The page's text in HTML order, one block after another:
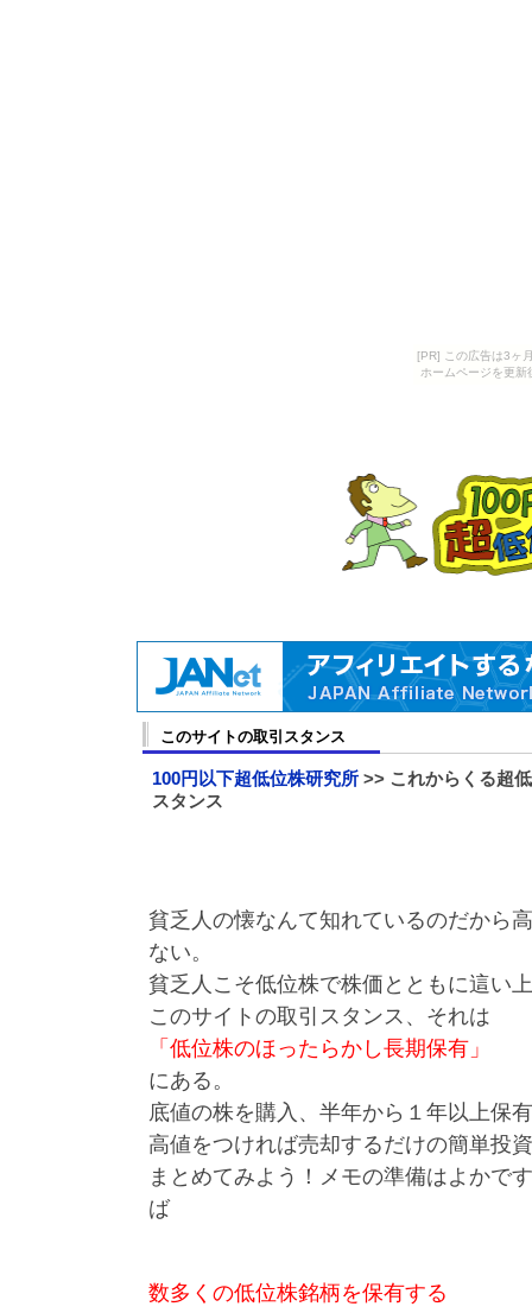
[PR] この広告は3ヶ
ホームページを更
このサイトの取引スタンス
100円以下超低位株研究所 >> これからくる超
スタンス
貧乏人の懐なんて知れているのだから
ない。
貧乏人こそ低位株で株価とともに這い
このサイトの取引スタンス、それは
「低位株のほったらかし長期保有」
にある。
底値の株を購入、半年から１年以上保
高値をつければ売却するだけの簡単投
まとめてみよう！メモの準備はよかで
ば
数多くの低位株銘柄を保有する